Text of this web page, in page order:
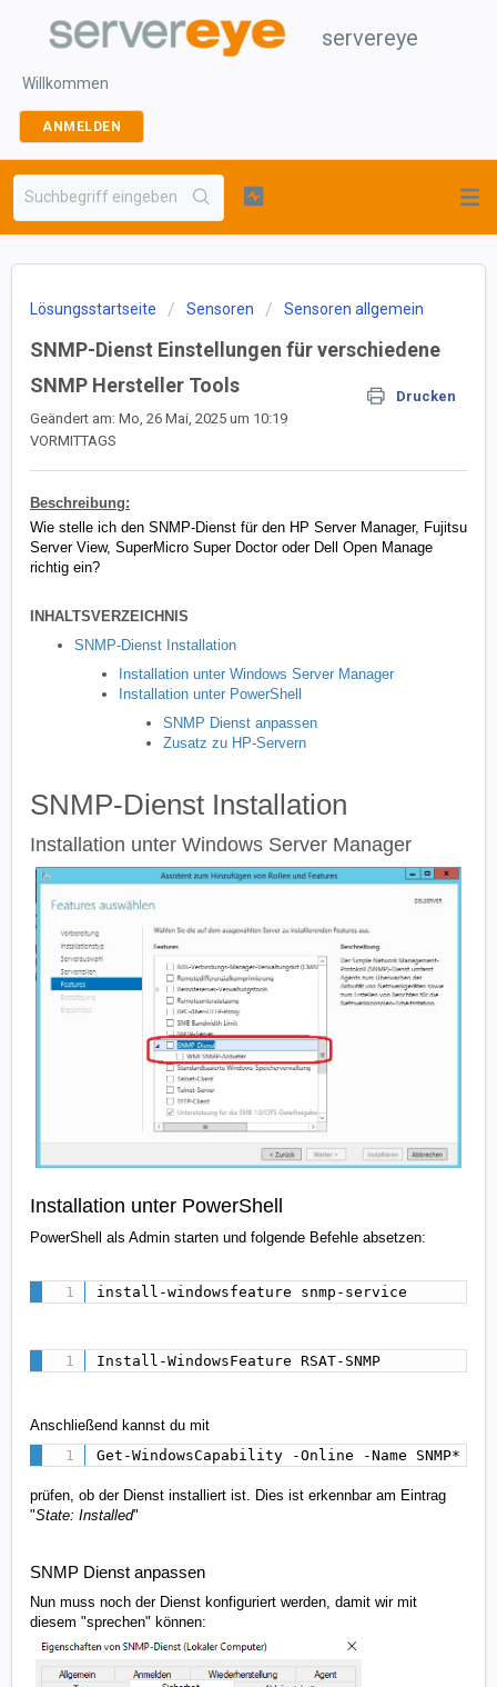
servereye
Willkommen
ANMELDEN
Lösungsstartseite Sensoren Sensoren allgemein
SNMP-Dienst Einstellungen für verschiedene
SNMP Hersteller Tools
Drucken
Geändert am: Mo, 26 Mai, 2025 um 10:19
VORMITTAGS
Beschreibung:
Wie stelle ich den SNMP-Dienst für den HP Server Manager, Fujitsu
Server View, SuperMicro Super Doctor oder Dell Open Manage
richtig ein?
INHALTSVERZEICHNIS
SNMP-Dienst Installation
Installation unter Windows Server Manager
Installation unter PowerShell
SNMP Dienst anpassen
Zusatz zu HP-Servern
SNMP-Dienst Installation
Installation unter Windows Server Manager
Installation unter PowerShell
PowerShell als Admin starten und folgende Befehle absetzen:
install-windowsfeature snmp-service
Install-WindowsFeature RSAT-SNMP
Anschließend kannst du mit
Get-WindowsCapability -Online -Name SNMP*
prüfen, ob der Dienst installiert ist. Dies ist erkennbar am Eintrag
"State: Installed"
SNMP Dienst anpassen
Nun muss noch der Dienst konfiguriert werden, damit wir mit
diesem "sprechen" können: